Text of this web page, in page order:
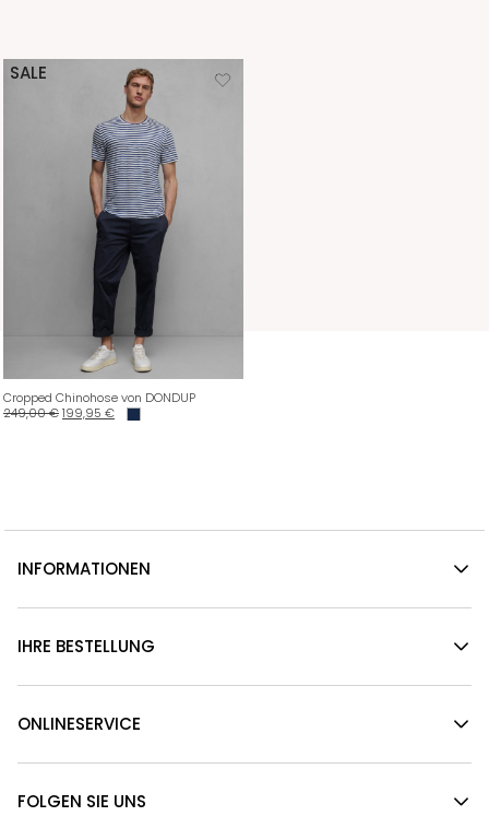
SALE
Cropped Chinohose von DONDUP
249,00€199,95 €
INFORMATIONEN
IHRE BESTELLUNG
ONLINESERVICE
FOLGEN SIE UNS